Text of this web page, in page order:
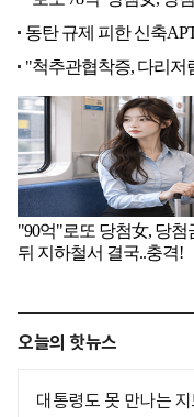
오늘의 핫뉴스
대통령도 못 만나는